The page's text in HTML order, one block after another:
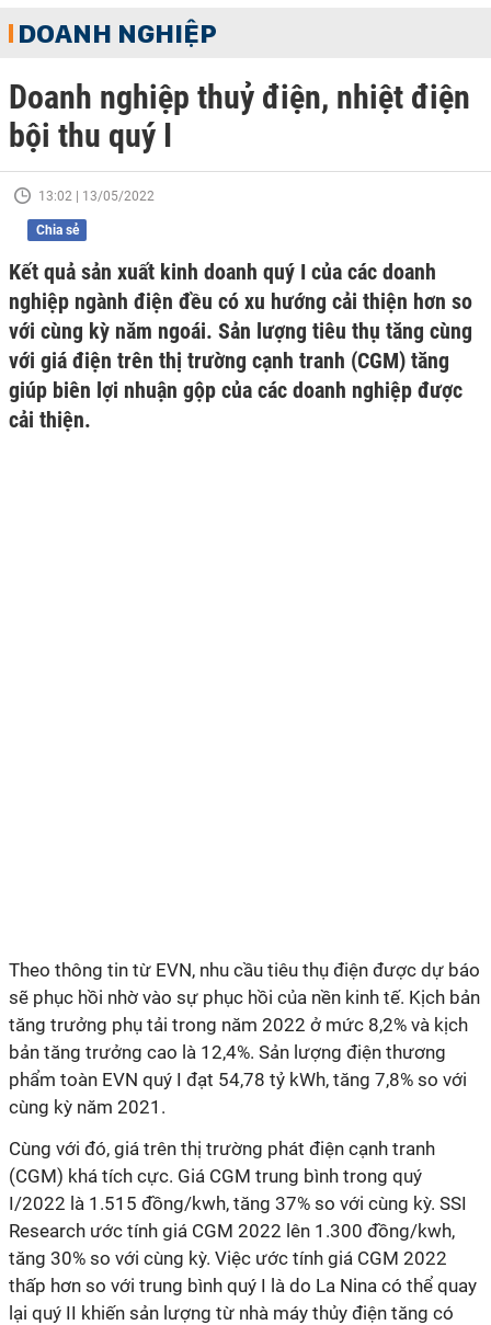
DOANH NGHIỆP
Doanh nghiệp thuỷ điện, nhiệt điện
bội thu quý I
13:02 | 13/05/2022
Chia sẻ
Kết quả sản xuất kinh doanh quý I của các doanh
nghiệp ngành điện đều có xu hướng cải thiện hơn so
với cùng kỳ năm ngoái. Sản lượng tiêu thụ tăng cùng
với giá điện trên thị trường cạnh tranh (CGM) tăng
giúp biên lợi nhuận gộp của các doanh nghiệp được
cải thiện.
Theo thông tin từ EVN, nhu cầu tiêu thụ điện được dự báo
sẽ phục hồi nhờ vào sự phục hồi của nền kinh tế. Kịch bản
tăng trưởng phụ tải trong năm 2022 ở mức 8,2% và kịch
bản tăng trưởng cao là 12,4%. Sản lượng điện thương
phẩm toàn EVN quý I đạt 54,78 tỷ kWh, tăng 7,8% so với
cùng kỳ năm 2021.
Cùng với đó, giá trên thị trường phát điện cạnh tranh
(CGM) khá tích cực. Giá CGM trung bình trong quý
I/2022 là 1.515 đồng/kwh, tăng 37% so với cùng kỳ. SSI
Research ước tính giá CGM 2022 lên 1.300 đồng/kwh,
tăng 30% so với cùng kỳ. Việc ước tính giá CGM 2022
thấp hơn so với trung bình quý I là do La Nina có thể quay
lại quý II khiến sản lượng từ nhà máy thủy điện tăng có